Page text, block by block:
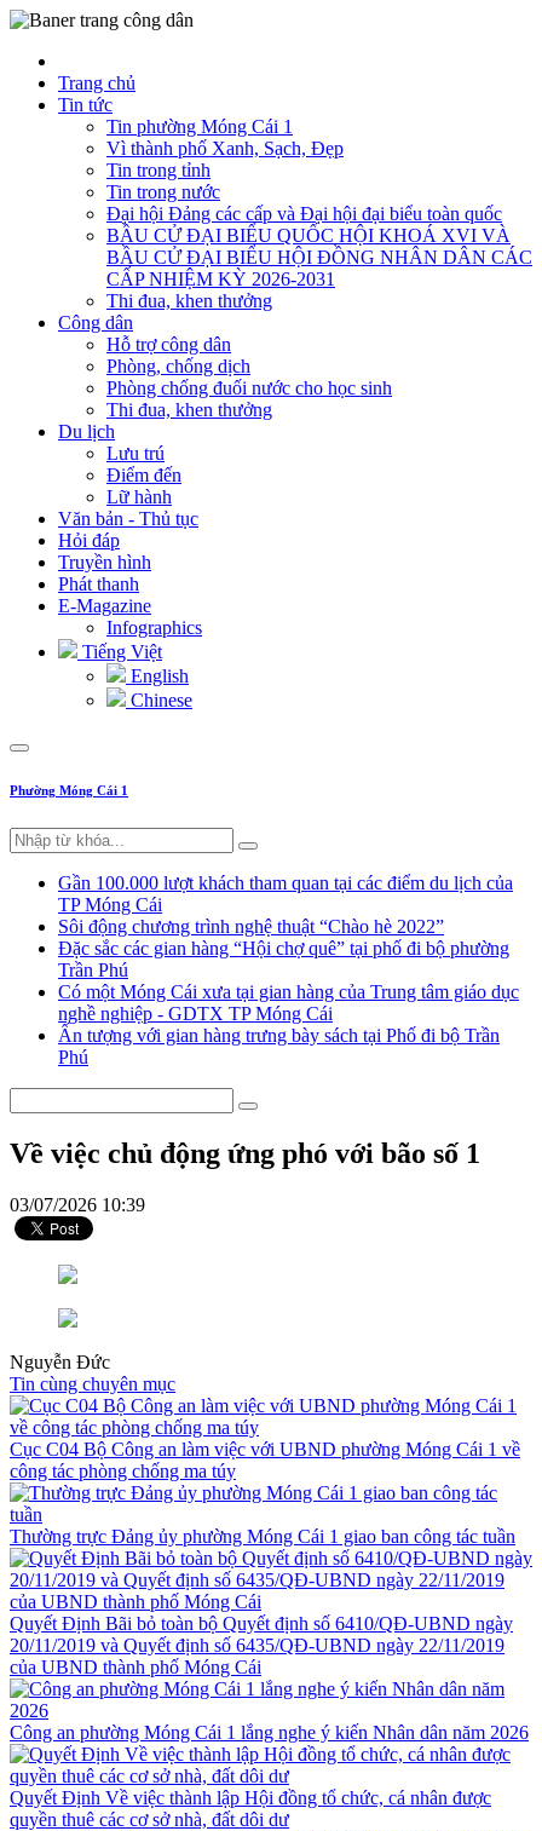
Trang chủ
Tin tức
Tin phường Móng Cái 1
Vì thành phố Xanh, Sạch, Đẹp
Tin trong tỉnh
Tin trong nước
Đại hội Đảng các cấp và Đại hội đại biểu toàn quốc
BẦU CỬ ĐẠI BIỂU QUỐC HỘI KHOÁ XVI VÀ
BẦU CỬ ĐẠI BIỂU HỘI ĐỒNG NHÂN DÂN CÁC
CẤP NHIỆM KỲ 2026-2031
Thi đua, khen thưởng
Công dân
Hỗ trợ công dân
Phòng, chống dịch
Phòng chống đuối nước cho học sinh
Thi đua, khen thưởng
Du lịch
Lưu trú
Điểm đến
Lữ hành
Văn bản - Thủ tục
Hỏi đáp
Truyền hình
Phát thanh
E-Magazine
Infographics
Tiếng Việt
English
Chinese
Phường Móng Cái 1
Gần 100.000 lượt khách tham quan tại các điểm du lịch của
TP Móng Cái
Sôi động chương trình nghệ thuật “Chào hè 2022”
Đặc sắc các gian hàng “Hội chợ quê” tại phố đi bộ phường
Trần Phú
Có một Móng Cái xưa tại gian hàng của Trung tâm giáo dục
nghề nghiệp - GDTX TP Móng Cái
Ấn tượng với gian hàng trưng bày sách tại Phố đi bộ Trần
Phú
Về việc chủ động ứng phó với bão số 1
03/07/2026 10:39
Nguyễn Đức
Tin cùng chuyên mục
Cục C04 Bộ Công an làm việc với UBND phường Móng Cái 1 về
công tác phòng chống ma túy
Thường trực Đảng ủy phường Móng Cái 1 giao ban công tác tuần
Quyết Định Bãi bỏ toàn bộ Quyết định số 6410/QĐ-UBND ngày
20/11/2019 và Quyết định số 6435/QĐ-UBND ngày 22/11/2019
của UBND thành phố Móng Cái
Công an phường Móng Cái 1 lắng nghe ý kiến Nhân dân năm 2026
Quyết Định Về việc thành lập Hội đồng tổ chức, cá nhân được
quyền thuê các cơ sở nhà, đất dôi dư